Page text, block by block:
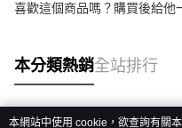
喜歡這個商品嗎？購買後給他
本分類熱銷全站排行
本網站中使用 cookie，欲查詢有關